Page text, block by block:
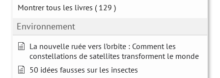
Montrer tous les livres ( 129 )
Environnement
La nouvelle ruée vers l’orbite : Comment les
constellations de satellites transforment le monde
50 idées fausses sur les insectes